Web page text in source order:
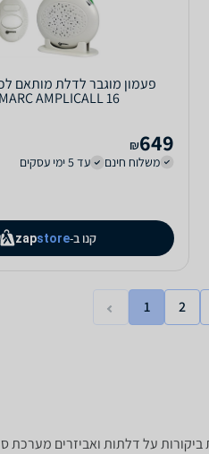
פעמון מוגבר לדלת מותאם
AMPLICALL 16
649
₪
משלוח חינם
עד 5 ימי עסקים
קנו ב- zapstore
1 2
בזאפ תמצא מאות ביקורות על דלתות